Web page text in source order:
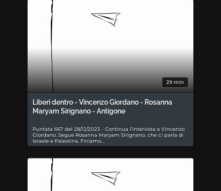
29 min
Liberi dentro - Vincenzo Giordano - Rosanna
Maryam Sirignano - Antigone
Puntata 667 del 28/12/2023 - Continua l’intervista a Vincenzo
Giordano. Segue Rosanna Maryam Sirignano, che ci parla di
Israele e Palestina. Finiamo…